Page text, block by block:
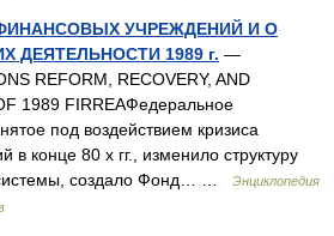
УЧРЕЖДЕНИЙ И О
ДЕЯТЕЛЬНОСТИ 1989 г. —
REFORM, RECOVERY, AND
1989 FIRREAФедеральное
под воздействием кризиса
в конце 80 х гг., изменило структуру
системы, создало Фонд… …
Энциклопедия